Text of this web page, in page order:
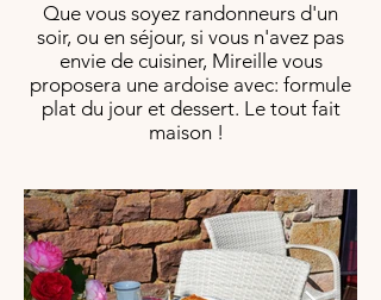
Que vous soyez randonneurs d'un
soir, ou en séjour, si vous n'avez pas
envie de cuisiner, Mireille vous
proposera une ardoise avec: formule
plat du jour et dessert. Le tout fait
maison !